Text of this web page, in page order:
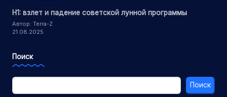
Н1: взлет и падение советской лунной программы
Автор: Terra-Z
21.08.2025
Поиск
Поиск